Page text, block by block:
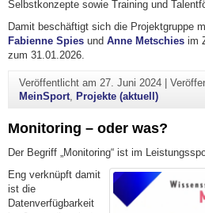
Selbstkonzepte sowie Training und
Damit beschäftigt sich die Projektgruppe
Fabienne Spies und Anne Metschies im
zum 31.01.2026.
Veröffentlicht am 27. Juni 2024|
MeinSport, Projekte (aktuell)
Monitoring – oder was?
Der Begriff „Monitoring“ ist im
Eng verknüpft damit
ist die
Datenverfügbarkeit